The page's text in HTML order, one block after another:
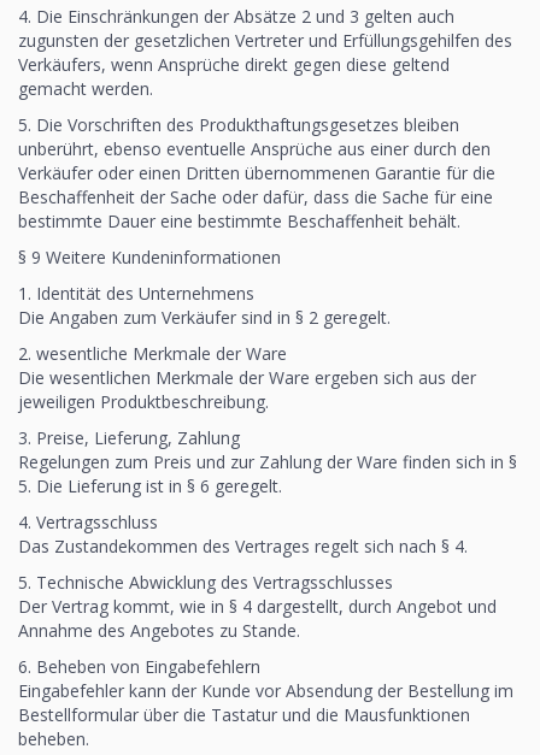
4. Die Einschränkungen der Absätze 2 und 3 gelten auch
zugunsten der gesetzlichen Vertreter und Erfüllungsgehilfen des
Verkäufers, wenn Ansprüche direkt gegen diese geltend
gemacht werden.
5. Die Vorschriften des Produkthaftungsgesetzes bleiben
unberührt, ebenso eventuelle Ansprüche aus einer durch den
Verkäufer oder einen Dritten übernommenen Garantie für die
Beschaffenheit der Sache oder dafür, dass die Sache für eine
bestimmte Dauer eine bestimmte Beschaffenheit behält.
§ 9 Weitere Kundeninformationen
1. Identität des Unternehmens
Die Angaben zum Verkäufer sind in § 2 geregelt.
2. wesentliche Merkmale der Ware
Die wesentlichen Merkmale der Ware ergeben sich aus der
jeweiligen Produktbeschreibung.
3. Preise, Lieferung, Zahlung
Regelungen zum Preis und zur Zahlung der Ware finden sich in §
5. Die Lieferung ist in § 6 geregelt.
4. Vertragsschluss
Das Zustandekommen des Vertrages regelt sich nach § 4.
5. Technische Abwicklung des Vertragsschlusses
Der Vertrag kommt, wie in § 4 dargestellt, durch Angebot und
Annahme des Angebotes zu Stande.
6. Beheben von Eingabefehlern
Eingabefehler kann der Kunde vor Absendung der Bestellung im
Bestellformular über die Tastatur und die Mausfunktionen
beheben.